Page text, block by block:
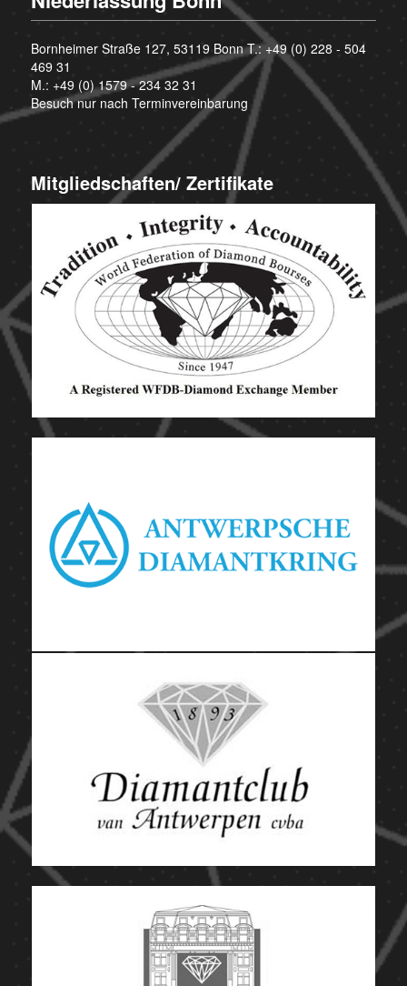
Bornheimer Straße 127, 53119 Bonn T.:+49 (0) 228 - 504
469 31
M.: +49 (0) 1579 - 234 32 31
Besuch nur nach Terminvereinbarung
Mitgliedschaften/ Zertifikate